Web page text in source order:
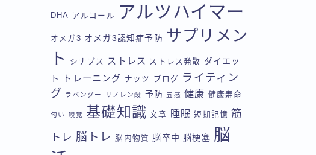
DHA アルコール アルツハイマー
オメガ3 オメガ3認知症予防 サプリメン
ト
シナプス ストレス ストレス発散 ダイエッ
ト
トレーニング ナッツ ブログ
ライティン
グ
ラベンダー リノレン酸 予防 五感 健康 健康寿命
匂い 嗅覚 基礎知識 文章 睡眠 短期記憶 筋
トレ 脳トレ 脳内物質 脳卒中 脳梗塞 脳